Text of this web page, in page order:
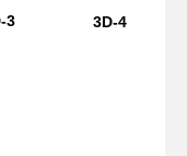
3 3D-4